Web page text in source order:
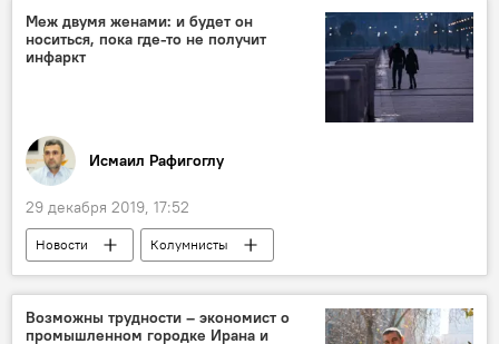
вратарь
Футбол
Меж двумя женами: и будет он
носиться, пока где-то не получит
инфаркт
Исмаил Рафигоглу
29 декабря 2019, 17:52
Новости
Колумнисты
АНАЛИТИКА
ЖИЗНЬ
Азербайджан
Возможны трудности – экономист о
промышленном городке Ирана и